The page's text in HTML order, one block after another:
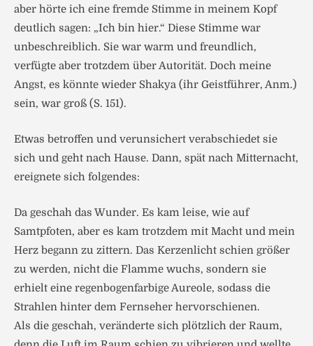
aber hörte ich eine fremde Stimme in meinem Kopf
deutlich sagen: „Ich bin hier.“ Diese Stimme war
unbeschreiblich. Sie war warm und freundlich,
verfügte aber trotzdem über Autorität. Doch meine
Angst, es könnte wieder Shakya (ihr Geistführer, Anm.)
sein, war groß (S. 151).
Etwas betroffen und verunsichert verabschiedet sie
sich und geht nach Hause. Dann, spät nach Mitternacht,
ereignete sich folgendes:
Da geschah das Wunder. Es kam leise, wie auf
Samtpfoten, aber es kam trotzdem mit Macht und mein
Herz begann zu zittern. Das Kerzenlicht schien größer
zu werden, nicht die Flamme wuchs, sondern sie
erhielt eine regenbogenfarbige Aureole, sodass die
Strahlen hinter dem Fernseher hervorschienen.
Als die geschah, veränderte sich plötzlich der Raum,